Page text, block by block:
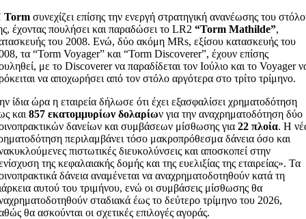
Torm συνεχίζει επίσης την ενεργή στρατηγική ανανέωσης του
έχοντας πουλήσει και παραδώσει το LR2“Torm Mathilde”,
του 2008. Ενώ, δύο ακόμη MRs, εξίσου κατασκευής του
τα “Torm Voyager” και “Torm Discoverer”, έχουν επίσης
με το Discoverer να παραδίδεται τον Ιούλιο και το Voyager
να αποχωρήσει από τον στόλο αργότερα στο τρίτο τρίμηνο.
ίδια ώρα η εταιρεία δήλωσε ότι έχει εξασφαλίσει χρηματοδότηση
και 857 εκατομμυρίων δολαρίων για την αναχρηματοδότηση δύο
δανείων και συμβάσεων μίσθωσης για22 πλοία. Η
περιλαμβάνει τόσο μακροπρόθεσμα δάνεια όσο και
πιστωτικές διευκολύνσεις και αποσκοπεί στην
της κεφαλαιακής δομής και της ευελιξίας της εταιρείας». Τα
δάνεια αναμένεται να αναχρηματοδοτηθούν κατά τη
αυτού του τριμήνου, ενώ οι συμβάσεις μίσθωσης θα
σταδιακά έως το δεύτερο τρίμηνο του 2026,
θα ασκούνται οι σχετικές επιλογές αγοράς.